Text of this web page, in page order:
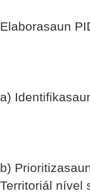
Elaborasaun
a)
b)
Territoriál nível